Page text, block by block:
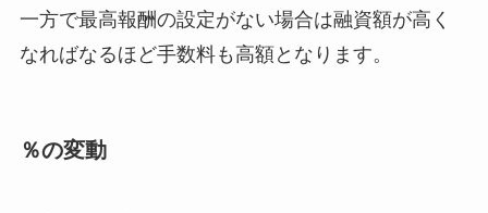
一方で最高報酬の設定がない場合は融資額が高く
なればなるほど手数料も高額となります。
％の変動